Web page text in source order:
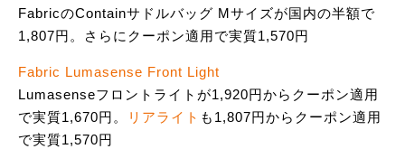
FabricのContainサドルバッグ Mサイズが国内の半額で
1,807円。さらにクーポン適用で実質1,570円
Fabric Lumasense Front Light
Lumasenseフロントライトが1,920円からクーポン適用
で実質1,670円。
リアライト も1,807円からクーポン適用
で実質1,570円